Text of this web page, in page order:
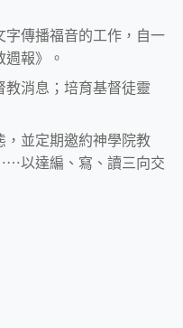
字傳播福音的工作，自一
報》。
教消息；培育基督徒靈
，並定期邀約神學院教
以達編、寫、讀三向交